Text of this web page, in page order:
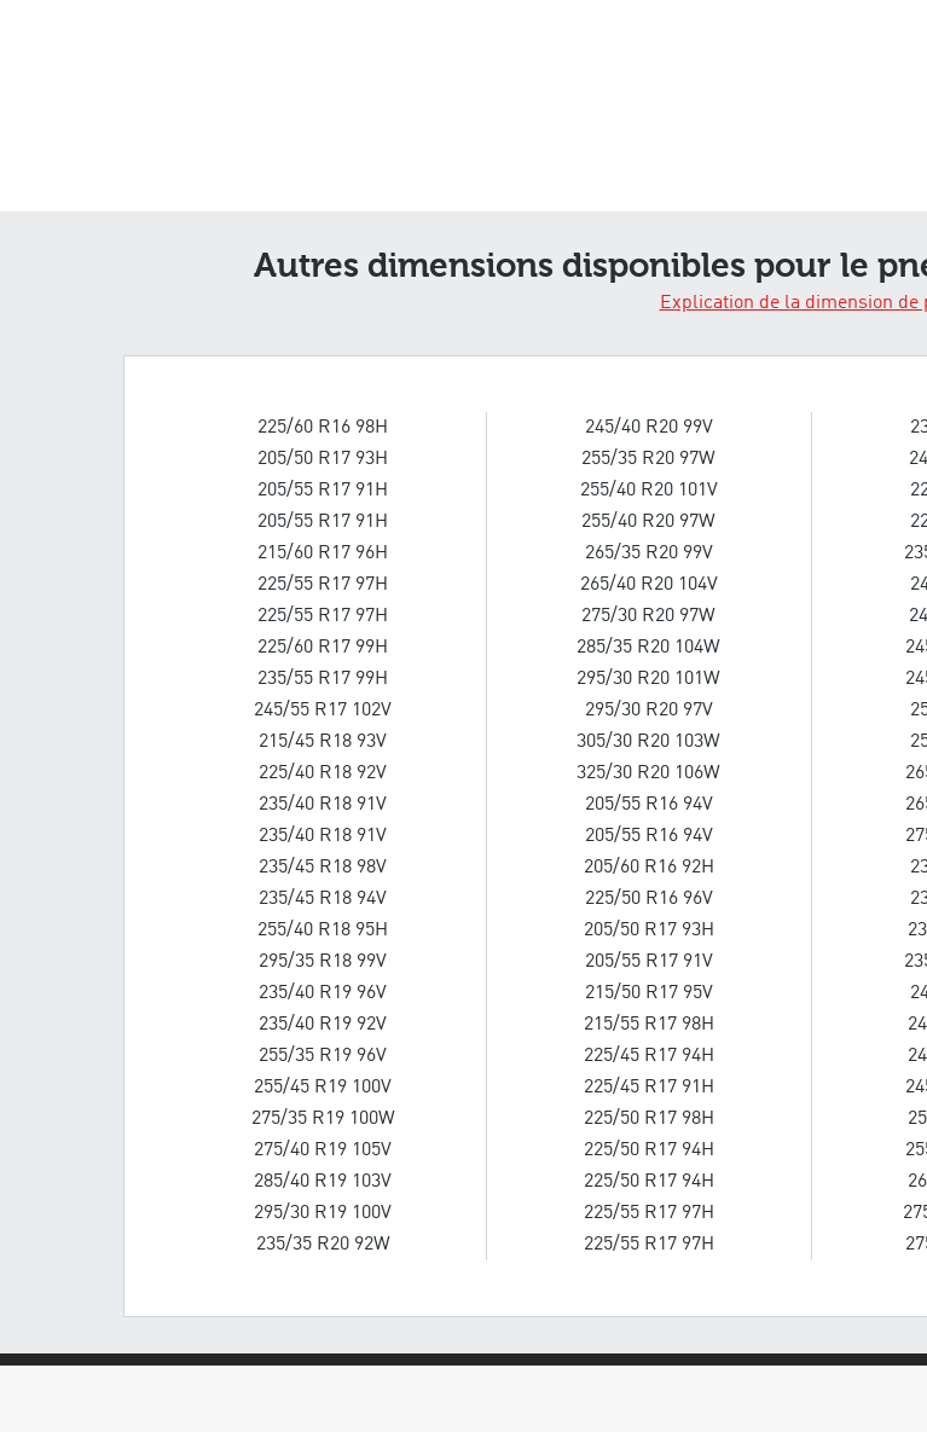
Autres dimensions disponibles pour le
Explication de la dimension de
225/60 R16 98H
205/50 R17 93H
205/55 R17 91H
205/55 R17 91H
215/60 R17 96H
225/55 R17 97H
225/55 R17 97H
225/60 R17 99H
235/55 R17 99H
245/55 R17 102V
215/45 R18 93V
225/40 R18 92V
235/40 R18 91V
235/40 R18 91V
235/45 R18 98V
235/45 R18 94V
255/40 R18 95H
295/35 R18 99V
235/40 R19 96V
235/40 R19 92V
255/35 R19 96V
255/45 R19 100V
275/35 R19 100W
275/40 R19 105V
285/40 R19 103V
295/30 R19 100V
235/35 R20 92W
245/40 R20 99V
255/35 R20 97W
255/40 R20 101V
255/40 R20 97W
265/35 R20 99V
265/40 R20 104V
275/30 R20 97W
285/35 R20 104W
295/30 R20 101W
295/30 R20 97V
305/30 R20 103W
325/30 R20 106W
205/55 R16 94V
205/55 R16 94V
205/60 R16 92H
225/50 R16 96V
205/50 R17 93H
205/55 R17 91V
215/50 R17 95V
215/55 R17 98H
225/45 R17 94H
225/45 R17 91H
225/50 R17 98H
225/50 R17 94H
225/50 R17 94H
225/55 R17 97H
225/55 R17 97H